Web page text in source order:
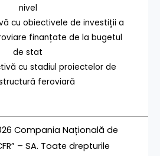
nivel
cu obiectivele de investiții a
finanțate de la bugetul
de stat
cu stadiul proiectelor de
feroviară
Compania Națională de
– SA. Toate drepturile